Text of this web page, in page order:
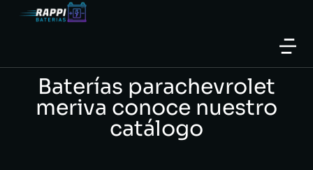
Baterías parachevrolet
meriva conoce nuestro
catálogo